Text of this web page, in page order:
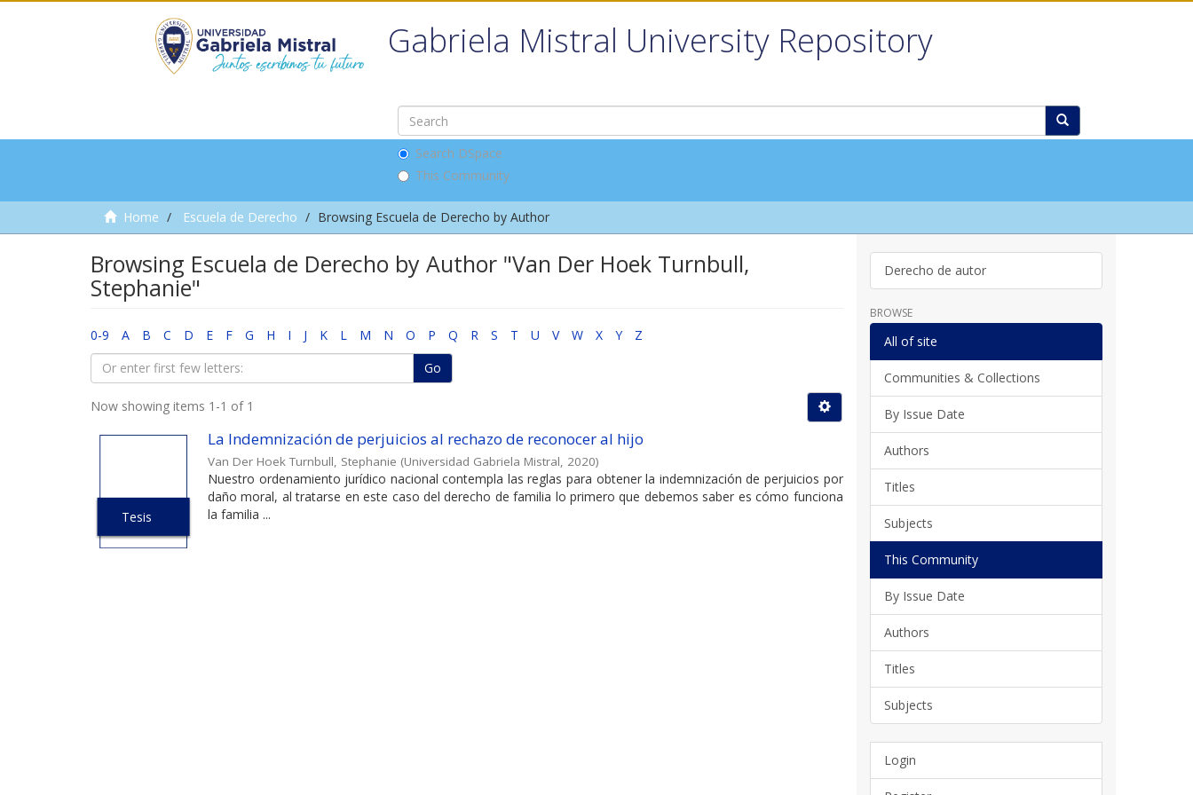
Gabriela Mistral University Repository
Search DSpace
This Community
Home Escuela de Derecho Browsing Escuela de Derecho by Author
Browsing Escuela de Derecho by Author "Van Der Hoek Turnbull,
Stephanie"
0-9 A B C D E F G H I J K L M N O P Q R S T U V W X Y
Z
Go
Now showing items 1-1 of 1
Tesis
La Indemnización de perjuicios al rechazo de reconocer al hijo
Van Der Hoek Turnbull, Stephanie (Universidad Gabriela Mistral, 2020)
Nuestro ordenamiento jurídico nacional contempla las reglas para obtener la indemnización de perjuicios por
daño moral, al tratarse en este caso del derecho de familia lo primero que debemos saber es cómo funciona
la familia ...
Derecho de autor
BROWSE
All of site
Communities & Collections
By Issue Date
Authors
Titles
Subjects
This Community
By Issue Date
Authors
Titles
Subjects
Login